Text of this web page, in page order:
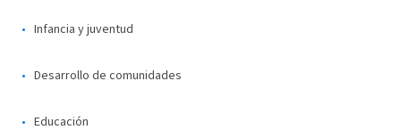
Infancia y juventud
Desarrollo de comunidades
Educación